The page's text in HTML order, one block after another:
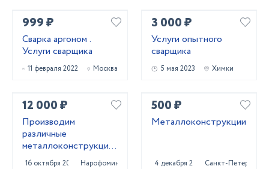
999 ₽
Сварка аргоном .
Услуги сварщика
11 февраля 2022 Москва
3 000 ₽
Услуги опытного
сварщика
5 мая 2023 Химки
12 000 ₽
Производим
различные
металлоконструкции
для дома и бизнеса
16 октября 2024 Нарофоминск
500 ₽
Металлоконструкции
4 декабря 2024 Санкт-Петербург